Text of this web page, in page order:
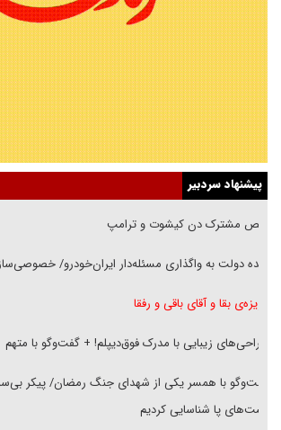
پیشنهاد سردبیر
رقص مشترک دن کیشوت و ترامپ
دنده دولت به واگذاری مسئله‌دار ایران‌خودرو/
غریزه‌ی بقا و آقای باقی و رفقا
جراحی‌های زیبایی با مدرک فوق‌دیپلم! + گفت‌وگو با متهم
گفت‌وگو با همسر یکی از شهدای جنگ رمضان/ پیکر
انگشت‌های پا شناسایی کردیم